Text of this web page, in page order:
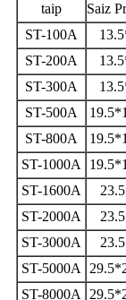
taip Saiz
ST-100A
ST-200A
ST-300A
ST-500A
ST-800A
ST-1000A
ST-1600A
ST-2000A
ST-3000A
ST-5000A
ST-8000A